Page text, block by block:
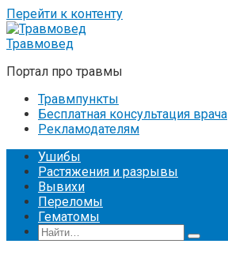
Перейти к контенту
Травмовед
Портал про травмы
Травмпункты
Бесплатная консультация врача
Рекламодателям
Ушибы
Растяжения и разрывы
Вывихи
Переломы
Гематомы